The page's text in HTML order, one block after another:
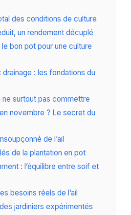
des conditions de culture
un rendement décuplé
bon pot pour une culture
drainage : les fondations du
ne surtout pas commettre
novembre ? Le secret du
de l’ail
de la plantation en pot
: l’équilibre entre soif et
besoins réels de l’ail
jardiniers expérimentés